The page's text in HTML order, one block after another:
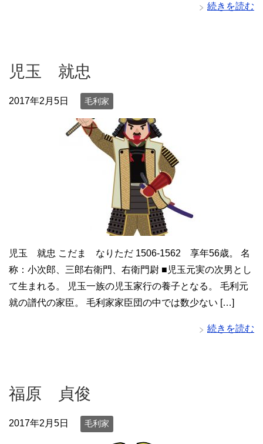
続きを読む
児玉 就忠
2017年2月5日 毛利家
児玉 就忠 こだま なりただ 1506-1562 享年56歳。 名
称：小次郎、三郎右衛門、右衛門尉 ■児玉元実の次男とし
て生まれる。 児玉一族の児玉家行の養子となる。 毛利元
就の譜代の家臣。 毛利家家臣団の中では数少ない […]
続きを読む
福原 貞俊
2017年2月5日 毛利家